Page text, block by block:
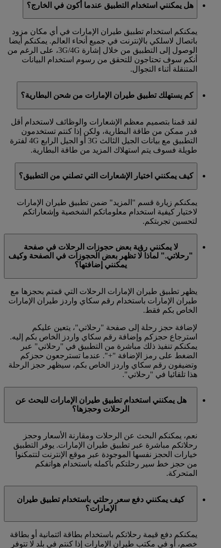
هل يمكنني استخدام التطبيق عندما أكون في الخارج؟
يمكنكم استخدام تطبيق طيران الإمارات في أي مكان مزود
باتصال لاسلكي بالإنترنت في جميع أنحاء العالم. يمكنكم أيضا
الوصول إلى التطبيق من خلال إشارة 3G/4G، على الرغم من
أنكم سوف تحتاجون للتحقق من رسوم استخدام البيانات
المتنقلة أثناء التجوال.
كم يستهلك تطبيق طيران الإمارات من شحن البطارية؟
لقد قمنا بتصميم معظم الإشعارات والوظائف لاستخدام أقل
قدر ممكن من طاقة البطارية، ولكن إذا كنتم تستخدمون
التطبيق مع بيانات الجيل الثالث 3G أو الجيل الرابع 4G لفترة
طويلة فسوف يتم استهلاك المزيد من طاقة البطارية.
كيف يمكنني اختيار الإشعارات التي تصلني من التطبيق؟
يمكنكم زيارة قسم "المزيد" ضمن تطبيق طيران الإمارات
لاختيار كيفية استخدام معلوماتكم الشخصية وإشعاراتكم
لتحسين تجربتكم.
لا يمكنني رؤية بعض حجوزات الرحلات في صفحة
"رحلاتي." لماذا لا تظهر بعض الحجوزات في الصفحة وكيف
يمكنني إضافتها؟
يظهر تطبيق طيران الإمارات الرحلات التي قمتم بحجزها مع
طيران الإمارات باستخدام رقم سكاي واردز طيران الإمارات
الخاص بكم فقط.
لإضافة حجز رحلة إلى صفحة "رحلاتي"، يتعين عليكم
استرجاع حجزكم وإضافة رقم سكاي واردز الخاص بكم إليه.
يمكنكم تنفيذ ذلك مباشرة من التطبيق في "رحلاتي" عبر
الضغط على رمز الإضافة "+". عندما تسترجعون حجزكم
وتضيفون رقم سكاي واردز الخاص بكم، سيظهر حجز الرحلة
هذا تلقائيا في "رحلاتي".
هل يمكنني استخدام تطبيق طيران الإمارات للبحث عن
الرحلات وحجزها؟
نعم، يمكنكم البحث عن الرحلات ومقارنة الأسعار وحجز
رحلاتكم مباشرة عبر تطبيق طيران الإمارات. يوفر التطبيق
خيارات الحجز نفسها الموجودة عبر موقع الإنترنت لتتمكنوا
من حجز خط سير رحلتكم بأكمله باستخدام هواتفكم
المتحركة.
كيف يمكنني دفع سعر رحلتي باستخدام تطبيق طيران
الإمارات؟
يمكنكم دفع قيمة رحلاتكم باستخدام بطاقة ائتمانية أو بطاقة
خصم، أو في مكتب طيران الإمارات إذا كنتم في بلد لا تتوفر